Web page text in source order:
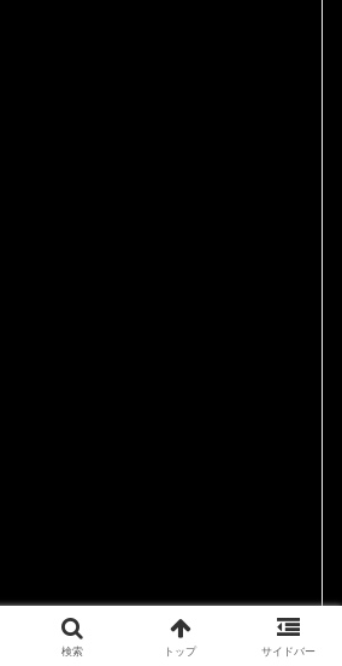
#4011
検索 トップ サイドバー